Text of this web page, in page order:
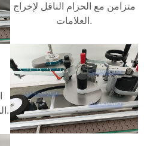
متزامن مع الحزام الناقل لإخراج
العلامات.
الملصق لجمع ورق دعم الملصق.